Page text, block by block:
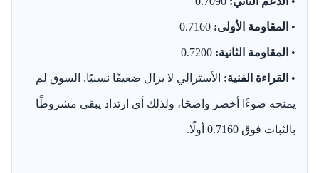
• المقاومة الأولى:
• المقاومة الثانية:
• القراءة الفنية: الأسترالي لا يزال ضعيفًا نسبيًا. السوق لم
يمنحه ضوءًا أخضر واضحًا، ولذلك أي ارتداد يبقى مشروطًا
بالثبات فوق 0.7160 أولًا.